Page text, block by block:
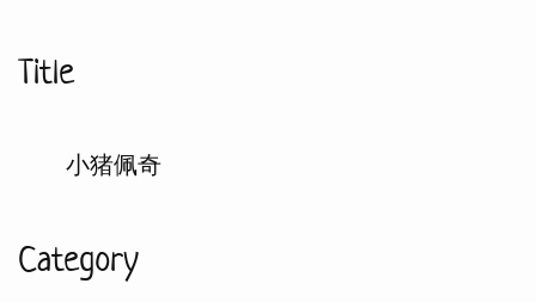
Title
小猪佩奇
Category